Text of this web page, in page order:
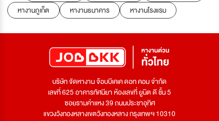
หางานภูเก็ต
หางานธนาคาร หางานโรงแรม
บริษัท จัดหางาน จ๊อบบีเคเค ดอท คอม จำกัด
เลขที่ 625 อาคารทัศนียา ห้องเลขที่ ยูนิต ดี ชั้น 5
ซอยรามคำแหง 39 ถนนประชาอุทิศ
แขวงวังทองหลางเขตวังทองหลาง กรุงเทพฯ 10310